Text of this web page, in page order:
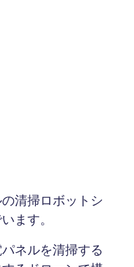
清掃ロボットシ
ます。
ネルを清掃する